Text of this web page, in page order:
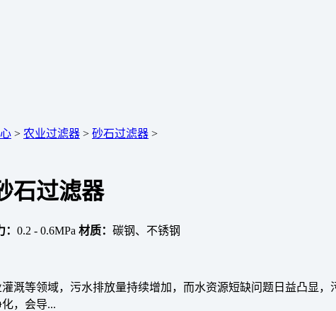
> 农业过滤器 > 砂石过滤器 >
石过滤器
0.2 - 0.6MPa 材质： 碳钢、不锈钢
溉等领域，污水排放量持续增加，而水资源短缺问题日益凸显
，会导...